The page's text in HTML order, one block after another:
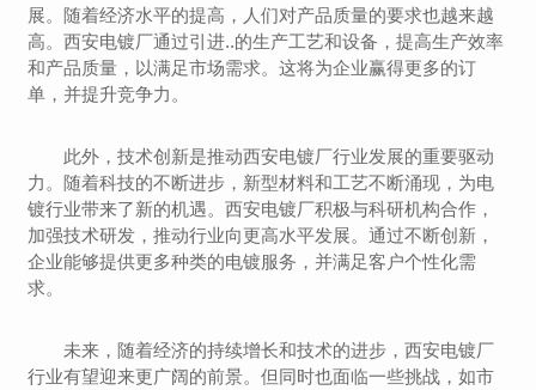
展。随着经济水平的提高，人们对产品质量的要求也越来越
高。西安电镀厂通过引进..的生产工艺和设备，提高生产效率
和产品质量，以满足市场需求。这将为企业赢得更多的订
单，并提升竞争力。
此外，技术创新是推动西安电镀厂行业发展的重要驱动
力。随着科技的不断进步，新型材料和工艺不断涌现，为电
镀行业带来了新的机遇。西安电镀厂积极与科研机构合作，
加强技术研发，推动行业向更高水平发展。通过不断创新，
企业能够提供更多种类的电镀服务，并满足客户个性化需
求。
未来，随着经济的持续增长和技术的进步，西安电镀厂
行业有望迎来更广阔的前景。但同时也面临一些挑战，如市